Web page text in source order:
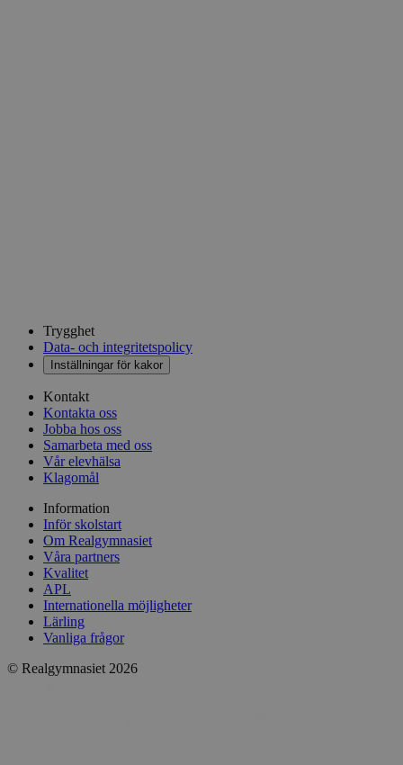
Trygghet
Data- och integritetspolicy
Inställningar för kakor
Kontakt
Kontakta oss
Jobba hos oss
Samarbeta med oss
Vår elevhälsa
Klagomål
Information
Inför skolstart
Om Realgymnasiet
Våra partners
Kvalitet
APL
Internationella möjligheter
Lärling
Vanliga frågor
© Realgymnasiet 2026